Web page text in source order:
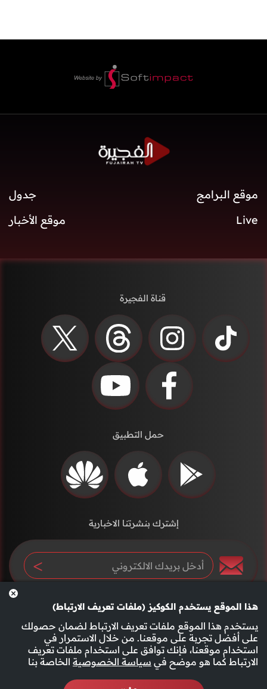
هذا الموقع يستخدم الكوكيز (ملفات تعريف الارتباط)
يستخدم هذا الموقع ملفات تعريف الارتباط لضمان حصولك
على أفضل تجربة على موقعنا. من خلال الاستمرار في
استخدام موقعنا، فإنك توافق على استخدام ملفات تعريف
الارتباط كما هو موضح في سياسة الخصوصية الخاصة بنا
موقع البرامج
جدول
Live
موقع الأخبار
قناة الفجيرة
حمل التطبيق
إشترك بنشرتنا الاخبارية
سياسة الخصوصية الأحكام والشروط